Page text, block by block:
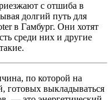
с отшиба в
долгий путь для
в Гамбург. Они хотят
среди них и другие
по которой на
готовых выкладываться